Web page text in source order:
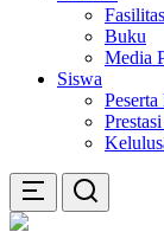
Buku
Media
Siswa